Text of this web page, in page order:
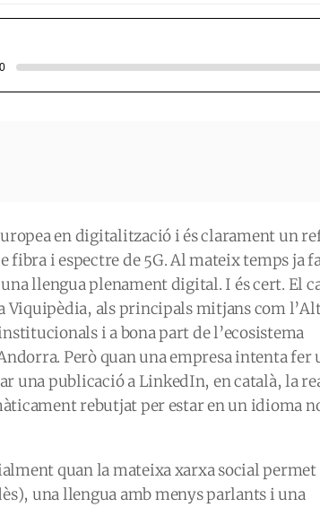
en digitalització i és clarament un
fibra i espectre de 5G. Al mateix temps ja
llengua plenament digital. I és cert. El
Viquipèdia, als principals mitjans com
i a bona part de l’ecosistema
Però quan una empresa intenta fer
una publicació a LinkedIn, en català, la
rebutjat per estar en un idioma
quan la mateixa xarxa social permet
una llengua amb menys parlants i una